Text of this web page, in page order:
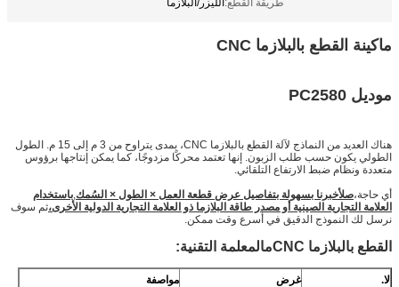
طريقة القطع:الليزر/البلازما
ماكينة القطع بالبلازما CNC
موديل PC2580
هناك العديد من النماذج لآلة القطع بالبلازما CNC، بمدى يتراوح من 3 م إلى 15 م. الطول
الطولي يكون حسب طلب الزبون. إنها تعتمد محركًا مزدوجًا، كما يمكن إنتاجها برؤوس
متعددة ونظام ضبط الارتفاع التلقائي.
أي حاجة،صلأخبرنا بسهولة بتفاصيل عرض قطعة العمل × الطول × السُمك,باستخدام
العلامة التجارية الصينية أو مصدر طاقة البلازما ذو العلامة التجارية الدولية الأخرى،ثم سوف
نرسل لك النموذج الدقيق في أسرع وقت ممكن.
القطع بالبلازما CNC مالمعلمة التقنية:
لا. غرض
مواصفة